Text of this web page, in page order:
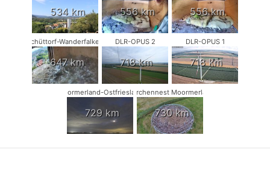
534 km 556 km 556 km
Schüttorf-Wanderfalken
647 km
DLR-OPUS 2
718 km
DLR-OPUS 1
718 km
Moormerland-Ostfriesland
729 km
Storchennest Moormerland
730 km